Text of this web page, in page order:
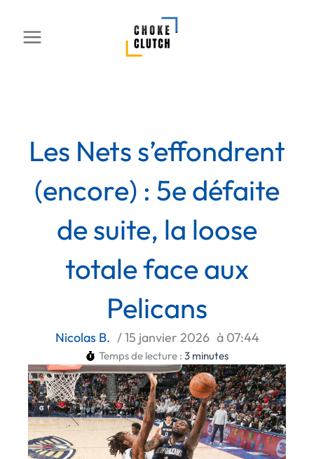
contenu
Les Nets s’effondrent
(encore) : 5e défaite
de suite, la loose
totale face aux
Pelicans
Nicolas B. /15 janvier 2026 à 07:44
Temps de lecture : 3 minutes